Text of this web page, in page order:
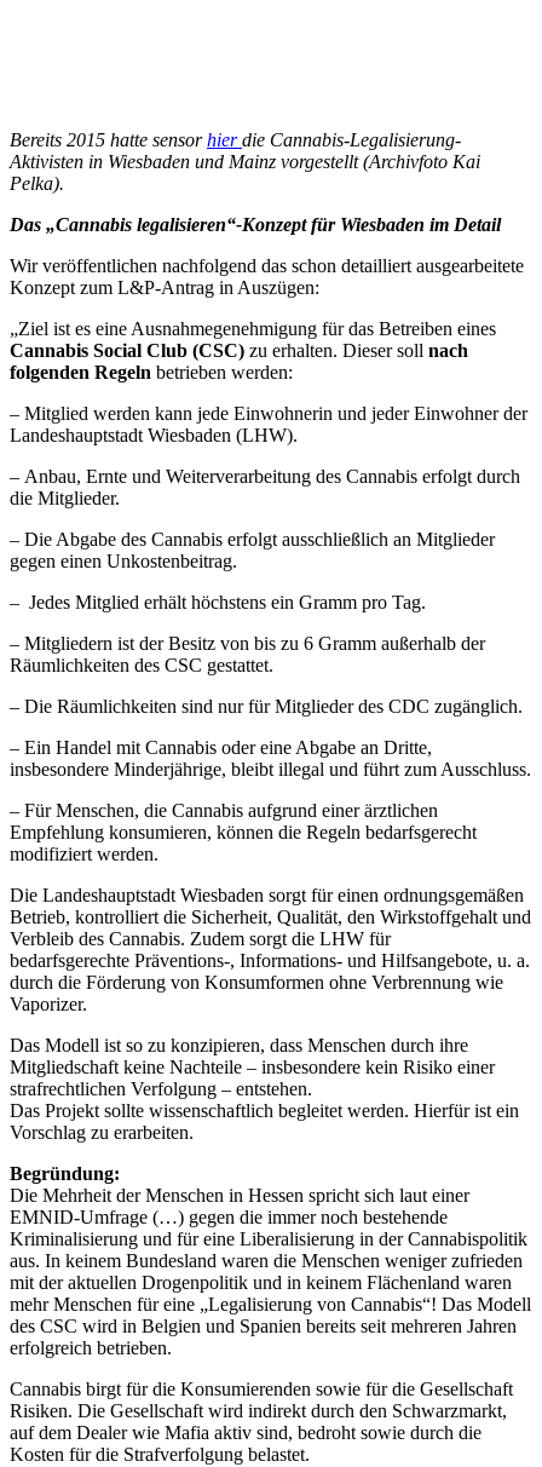
Bereits 2015 hatte sensorhierdie Cannabis-Legalisierung-
Aktivisten in Wiesbaden und Mainz vorgestellt (Archivfoto Kai
Pelka).
Das „Cannabis legalisieren“-Konzept für Wiesbaden im Detail
Wir veröffentlichen nachfolgend das schon detailliert ausgearbeitete
Konzept zum L&P-Antrag in Auszügen:
„Ziel ist es eine Ausnahmegenehmigung für das Betreiben eines
Cannabis Social Club (CSC) zu erhalten. Dieser soll nach
folgenden Regeln betrieben werden:
– Mitglied werden kann jede Einwohnerin und jeder Einwohner der
Landeshauptstadt Wiesbaden (LHW).
– Anbau, Ernte und Weiterverarbeitung des Cannabis erfolgt durch
die Mitglieder.
– Die Abgabe des Cannabis erfolgt ausschließlich an Mitglieder
gegen einen Unkostenbeitrag.
– Jedes Mitglied erhält höchstens ein Gramm pro Tag.
– Mitgliedern ist der Besitz von bis zu 6 Gramm außerhalb der
Räumlichkeiten des CSC gestattet.
– Die Räumlichkeiten sind nur für Mitglieder des CDC zugänglich.
– Ein Handel mit Cannabis oder eine Abgabe an Dritte,
insbesondere Minderjährige, bleibt illegal und führt zum Ausschluss.
– Für Menschen, die Cannabis aufgrund einer ärztlichen
Empfehlung konsumieren, können die Regeln bedarfsgerecht
modifiziert werden.
Die Landeshauptstadt Wiesbaden sorgt für einen ordnungsgemäßen
Betrieb, kontrolliert die Sicherheit, Qualität, den Wirkstoffgehalt und
Verbleib des Cannabis. Zudem sorgt die LHW für
bedarfsgerechte Präventions-, Informations- und Hilfsangebote, u. a.
durch die Förderung von Konsumformen ohne Verbrennung wie
Vaporizer.
Das Modell ist so zu konzipieren, dass Menschen durch ihre
Mitgliedschaft keine Nachteile – insbesondere kein Risiko einer
strafrechtlichen Verfolgung – entstehen.
Das Projekt sollte wissenschaftlich begleitet werden. Hierfür ist ein
Vorschlag zu erarbeiten.
Begründung:
Die Mehrheit der Menschen in Hessen spricht sich laut einer
EMNID-Umfrage (…) gegen die immer noch bestehende
Kriminalisierung und für eine Liberalisierung in der Cannabispolitik
aus. In keinem Bundesland waren die Menschen weniger zufrieden
mit der aktuellen Drogenpolitik und in keinem Flächenland waren
mehr Menschen für eine „Legalisierung von Cannabis“! Das Modell
des CSC wird in Belgien und Spanien bereits seit mehreren Jahren
erfolgreich betrieben.
Cannabis birgt für die Konsumierenden sowie für die Gesellschaft
Risiken. Die Gesellschaft wird indirekt durch den Schwarzmarkt,
auf dem Dealer wie Mafia aktiv sind, bedroht sowie durch die
Kosten für die Strafverfolgung belastet.